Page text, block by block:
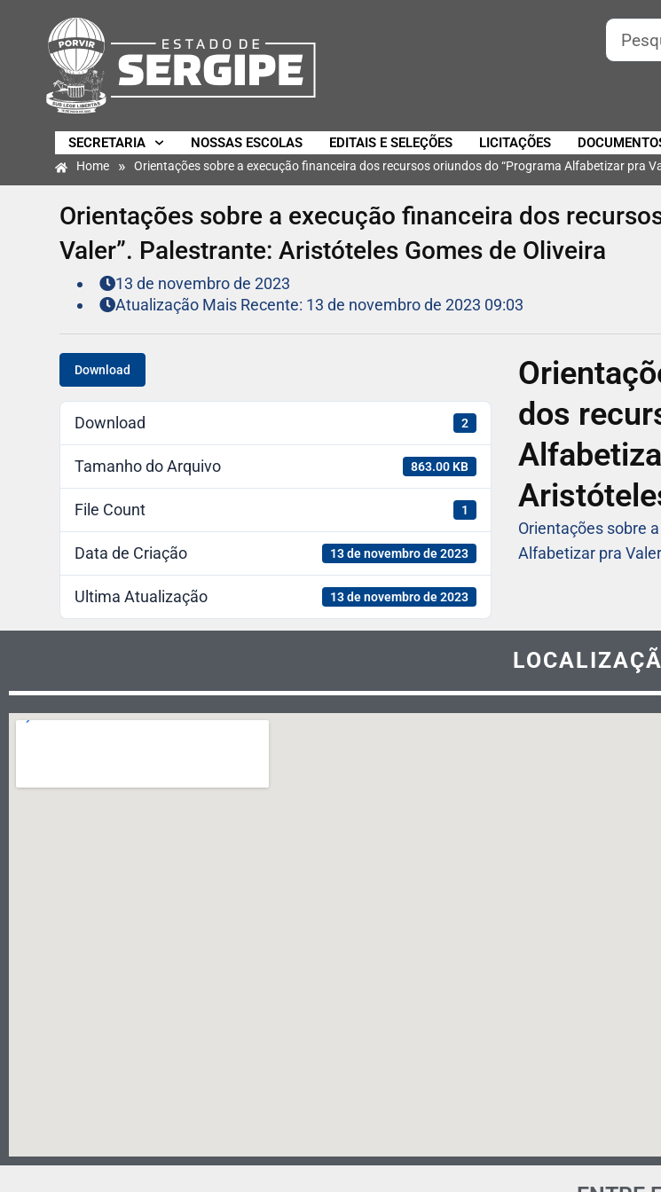
SECRETARIA NOSSAS ESCOLAS EDITAIS E SELEÇÕES LICITAÇÕES
Home » Orientações sobre a execução financeira dos recursos oriundos do “Programa Alfabetizar pra
Orientações sobre a execução financeira dos
Valer”. Palestrante: Aristóteles Gomes de Oliveira
13 de novembro de 2023
Atualização Mais Recente: 13 de novembro de 2023 09:03
Download
Download 2
Tamanho do Arquivo 863.00 KB
File Count 1
Data de Criação 13 de novembro de 2023
Ultima Atualização 13 de novembro de 2023
dos
Orientações sobre
Alfabetizar pra